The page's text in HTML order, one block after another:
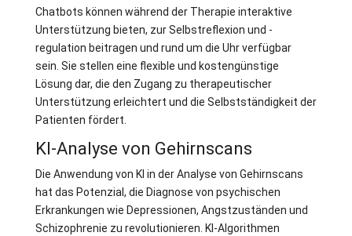
Chatbots können während der Therapie interaktive
Unterstützung bieten, zur Selbstreflexion und -
regulation beitragen und rund um die Uhr verfügbar
sein. Sie stellen eine flexible und kostengünstige
Lösung dar, die den Zugang zu therapeutischer
Unterstützung erleichtert und die Selbstständigkeit der
Patienten fördert.
KI-Analyse von Gehirnscans
Die Anwendung von KI in der Analyse von Gehirnscans
hat das Potenzial, die Diagnose von psychischen
Erkrankungen wie Depressionen, Angstzuständen und
Schizophrenie zu revolutionieren. KI-Algorithmen